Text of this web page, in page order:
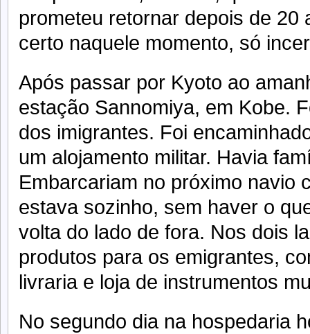
prometeu retornar depois de 20
certo naquele momento, só
Após passar por Kyoto ao
estação Sannomiya, em Kobe.
dos imigrantes. Foi
um alojamento militar. Havia
Embarcariam no próximo navio
estava sozinho, sem haver o
volta do lado de fora. Nos dois
produtos para os emigrantes,
livraria e loja de instrumentos
No segundo dia na hospedaria